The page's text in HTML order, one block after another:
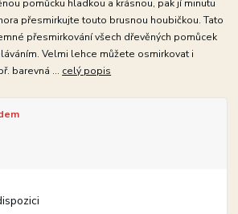
pomůcku hladkou a krásnou, pak jí minutu
přesmirkujte touto brusnou houbičkou. Tato
přesmirkování všech dřevěných pomůcek
Velmi lehce můžete osmirkovat i
barevná ... celý popis